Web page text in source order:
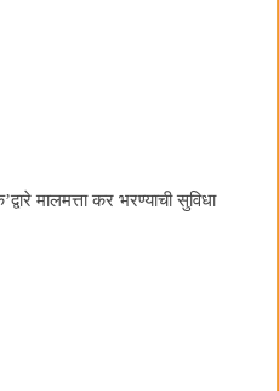
मालमत्ता कर भरण्याची सुविधा